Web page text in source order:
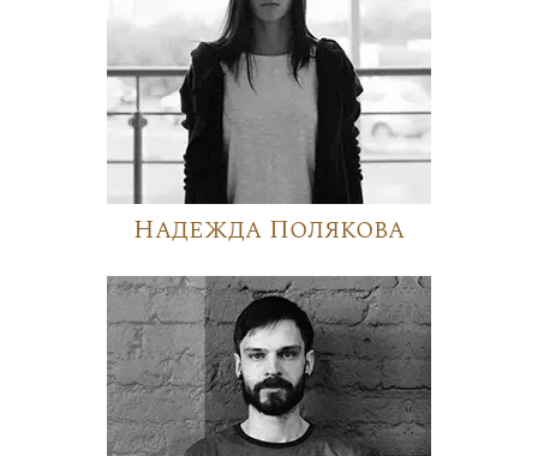
Надежда Полякова